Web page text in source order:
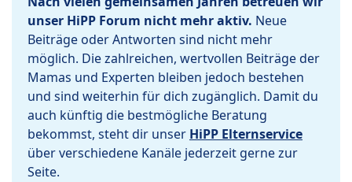
unser HiPP Forum nicht mehr aktiv. Neue
Beiträge oder Antworten sind nicht mehr
möglich. Die zahlreichen, wertvollen Beiträge der
Mamas und Experten bleiben jedoch bestehen
und sind weiterhin für dich zugänglich. Damit du
auch künftig die bestmögliche Beratung
bekommst, steht dir unser HiPP Elternservice
über verschiedene Kanäle jederzeit gerne zur
Seite.